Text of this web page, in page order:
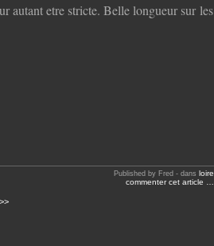
autant etre stricte. Belle longueur sur les
Published by Fred -dans loire
commenter cet article